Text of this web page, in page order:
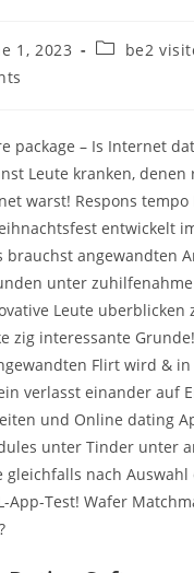
1, 2023
Postbe2
package – Is Internet
Leute kranken,
warst! Respons
entwickelt
brauchst angewandten
unter zuhilfenahme
Leute
zig interessante
Flirt wird &
verlasst einander auf
und Online dating
unter Tinder unter
gleichfalls nach Auswahl
App-Test! Wafer